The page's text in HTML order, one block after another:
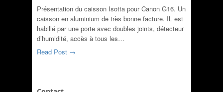
Présentation du caisson Isotta pour Canon G16. Un
caisson en aluminium de très bonne facture. IL est
habillé par une porte avec doubles joints, détecteur
d’humidité, accès à tous les…
Read Post →